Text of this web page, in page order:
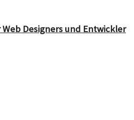
Designers und Entwickler